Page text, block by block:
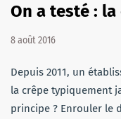
On a testé :
8 août 2016
Depuis 2011, un
la crêpe typiquement
principe ? Enrouler le